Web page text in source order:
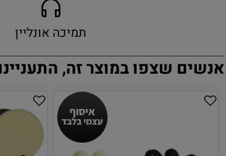
תמיכה אונליין
אנשים שצפו במוצר זה,